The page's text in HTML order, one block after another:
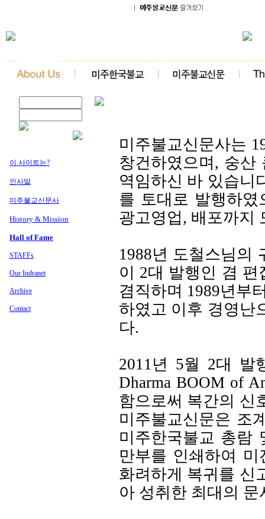
이 사이트는?
인사말
미주불교신문사
History & Mission
Hall of Fame
STAFFs
Our Indranet
Archive
Contact
미주불교신문사는
창건하였으며, 숭산
역임하신 바 있습니
를 토대로 발행하
광고영업, 배포까지
1988년 도철스님의
이 2대 발행인 겸
겸직하며 1989년부
하였고 이후 경영난
다.
2011년 5월 2대 발
Dharma BOOM of
함으로써 복간의 신
미주불교신문은 조
미주한국불교 총람
만부를 인쇄하여
화려하게 복귀를 신
아 성취한 최대의